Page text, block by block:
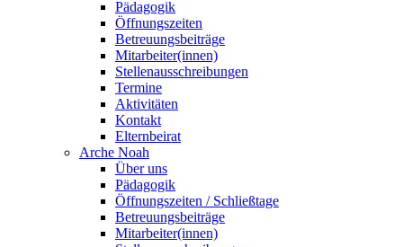
Pädagogik
Öffnungszeiten
Betreuungsbeiträge
Mitarbeiter(innen)
Stellenausschreibungen
Termine
Aktivitäten
Kontakt
Elternbeirat
Arche Noah
Über uns
Pädagogik
Öffnungszeiten / Schließtage
Betreuungsbeiträge
Mitarbeiter(innen)